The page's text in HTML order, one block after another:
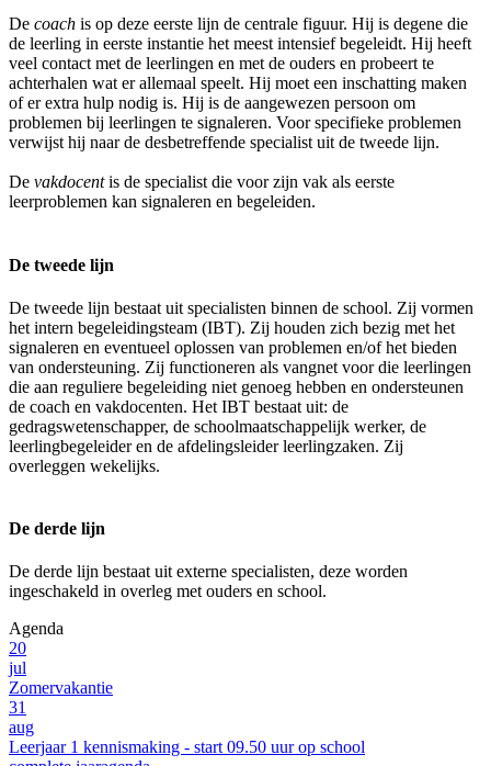
De coach is op deze eerste lijn de centrale figuur. Hij is degene die
de leerling in eerste instantie het meest intensief begeleidt. Hij heeft
veel contact met de leerlingen en met de ouders en probeert te
achterhalen wat er allemaal speelt. Hij moet een inschatting maken
of er extra hulp nodig is. Hij is de aangewezen persoon om
problemen bij leerlingen te signaleren. Voor specifieke problemen
verwijst hij naar de desbetreffende specialist uit de tweede lijn.
De vakdocentis de specialist die voor zijn vak als eerste
leerproblemen kan signaleren en begeleiden.
De tweede lijn
De tweede lijn bestaat uit specialisten binnen de school. Zij vormen
het intern begeleidingsteam (IBT). Zij houden zich bezig met het
signaleren en eventueel oplossen van problemen en/of het bieden
van ondersteuning. Zij functioneren als vangnet voor die leerlingen
die aan reguliere begeleiding niet genoeg hebben en ondersteunen
de coach en vakdocenten. Het IBT bestaat uit: de
gedragswetenschapper, de schoolmaatschappelijk werker, de
leerlingbegeleider en de afdelingsleider leerlingzaken. Zij
overleggen wekelijks.
De derde lijn
De derde lijn bestaat uit externe specialisten, deze worden
ingeschakeld in overleg met ouders en school.
Agenda
20
jul
Zomervakantie
31
aug
Leerjaar 1 kennismaking - start 09.50 uur op school